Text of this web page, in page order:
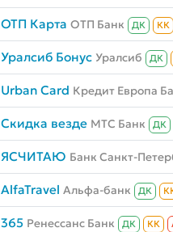
ОТП Карта ОТП Банк ДК КК
Уралсиб Бонус Уралсиб ДК
Urban Card Кредит Европа
Скидка везде МТС Банк ДК
ЯСЧИТАЮ Банк Санкт-
AlfaTravel Альфа-банк ДК
365 Ренессанс Банк ДК КК